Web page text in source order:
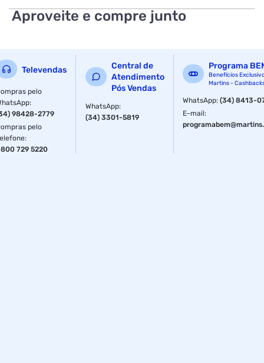
Aproveite e compre junto
Televendas
pelo
:
98428-2779
pelo
:
729 5220
Central de
Atendimento
Pós Vendas
WhatsApp:
(34) 3301-5819
Programa
Benefícios
Martins -
WhatsApp:(34) 8413-
E-mail: